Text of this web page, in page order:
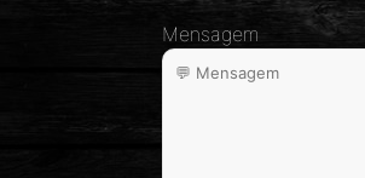
Mensagem